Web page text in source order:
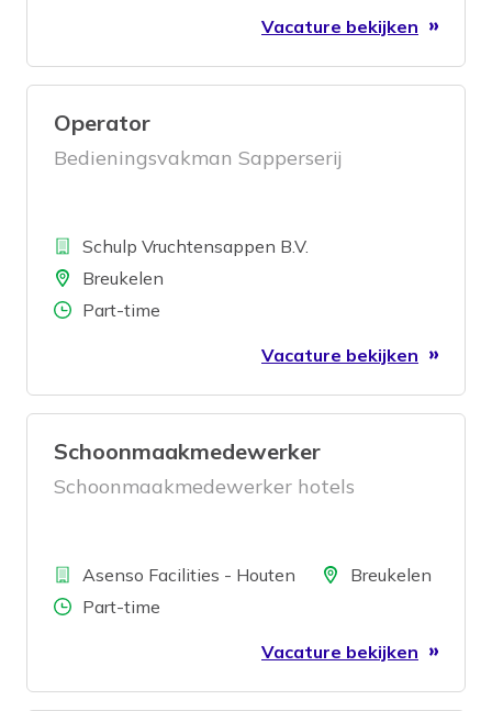
Vacature bekijken
Operator
Bedieningsvakman Sapperserij
BedrijfSchulp Vruchtensappen B.V.
LocatieBreukelen
Aantal uren
Part-time
Vacature bekijken
Schoonmaakmedewerker
Schoonmaakmedewerker hotels
BedrijfAsenso Facilities - Houten LocatieBreukelen
Aantal uren
Part-time
Vacature bekijken